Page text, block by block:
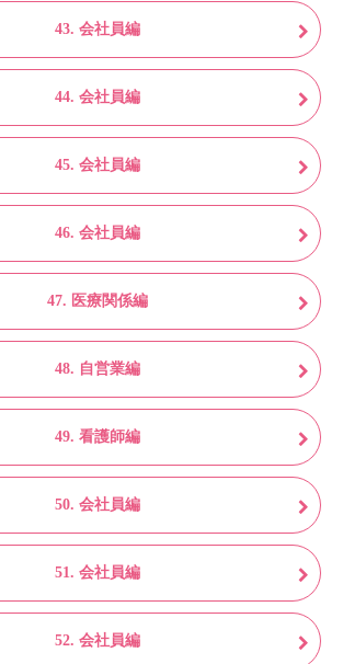
43. 会社員編
44. 会社員編
45. 会社員編
46. 会社員編
47. 医療関係編
48. 自営業編
49. 看護師編
50. 会社員編
51. 会社員編
52. 会社員編